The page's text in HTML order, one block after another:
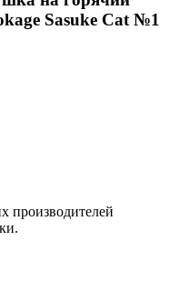
Sasuke Cat №1
производителей